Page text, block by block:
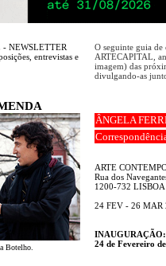
- NEWSLETTER
entrevistas e
Botelho.
O seguinte guia de
ARTECAPITAL,
imagem) das
divulgando-as
ÂNGELA
ARTE
Rua dos
1200-732 LISBOA
24 FEV - 26 MAR
INAUGURAÇÃO:
24 de Fevereiro